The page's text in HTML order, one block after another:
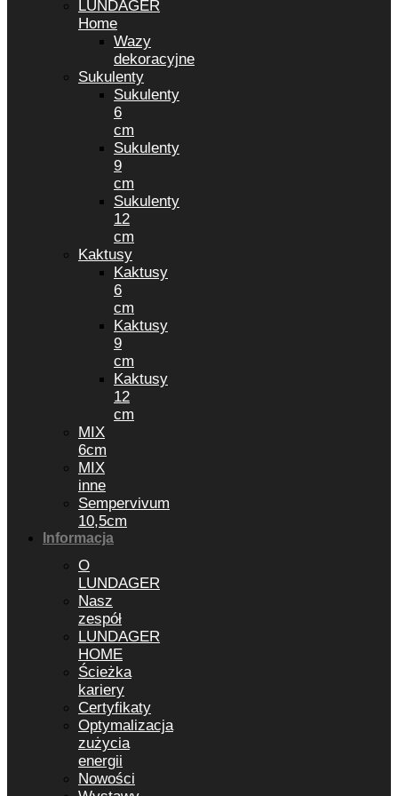
LUNDAGER
Home
Wazy
dekoracyjne
Sukulenty
Sukulenty
6
cm
Sukulenty
9
cm
Sukulenty
12
cm
Kaktusy
Kaktusy
6
cm
Kaktusy
9
cm
Kaktusy
12
cm
MIX
6cm
MIX
inne
Sempervivum
10,5cm
Informacja
O
LUNDAGER
Nasz
zespół
LUNDAGER
HOME
Ścieżka
kariery
Certyfikaty
Optymalizacja
zużycia
energii
Nowości